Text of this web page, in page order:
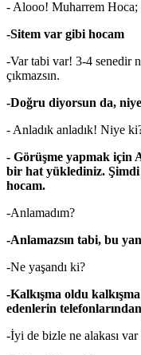
- Alooo! Muharrem Hoca;
-Sitem var gibi hocam
-Var tabi var! 3-4 senedir
çıkmazsın.
-Doğru diyorsun da,
- Anladık anladık! Niye
- Görüşme yapmak için
bir hat yüklediniz.
hocam.
-Anlamadım?
-Anlamazsın tabi, bu
-Ne yaşandı ki?
-Kalkışma oldu
edenlerin
-İyi de bizle ne alakası